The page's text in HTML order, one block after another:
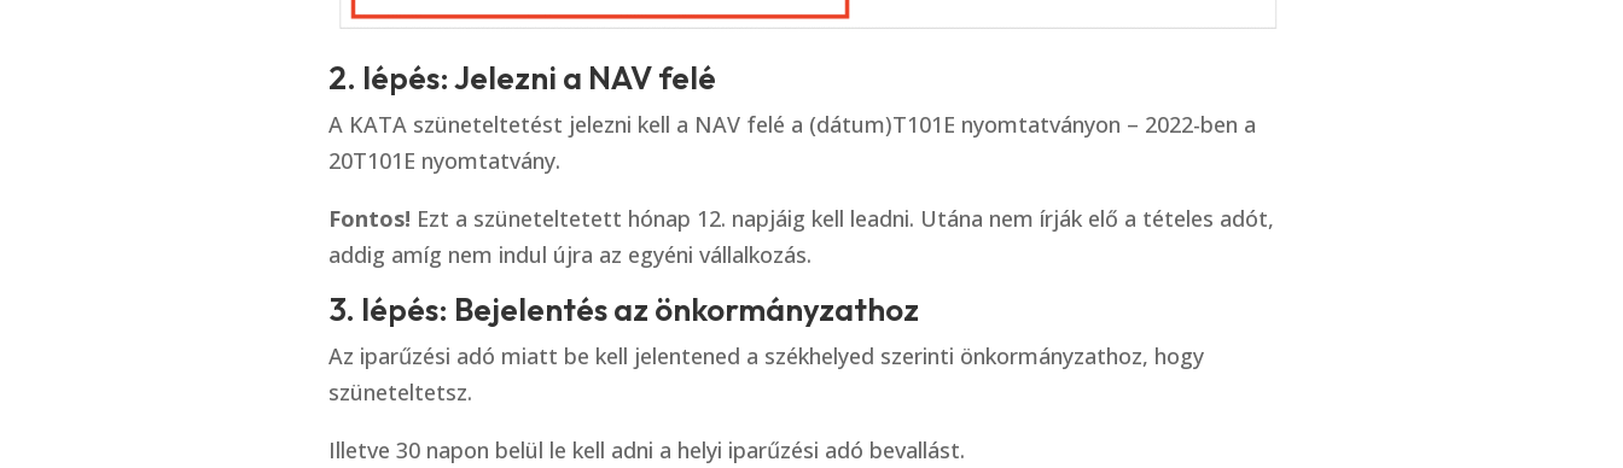
2. lépés: Jelezni a NAV felé
A KATA szüneteltetést jelezni kell a NAV felé a (dátum)T101E nyomtatványon – 2022-ben a
20T101E nyomtatvány.
Fontos! Ezt a szüneteltetett hónap 12. napjáig kell leadni. Utána nem írják elő a tételes adót,
addig amíg nem indul újra az egyéni vállalkozás.
3. lépés: Bejelentés az önkormányzathoz
Az iparűzési adó miatt be kell jelentened a székhelyed szerinti önkormányzathoz, hogy
szüneteltetsz.
Illetve 30 napon belül le kell adni a helyi iparűzési adó bevallást.